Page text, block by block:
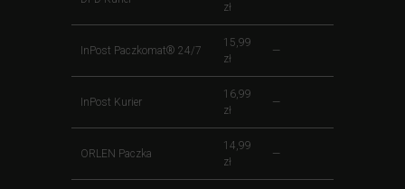
zł
InPost Paczkomat® 24/7
15,99
zł
—
InPost Kurier
16,99
zł
—
ORLEN Paczka
14,99
zł
—